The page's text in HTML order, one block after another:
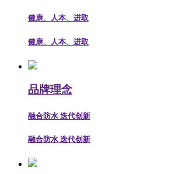
健康、人本、进取
健康、人本、进取
品牌理念
融合防水 迭代创新
融合防水 迭代创新